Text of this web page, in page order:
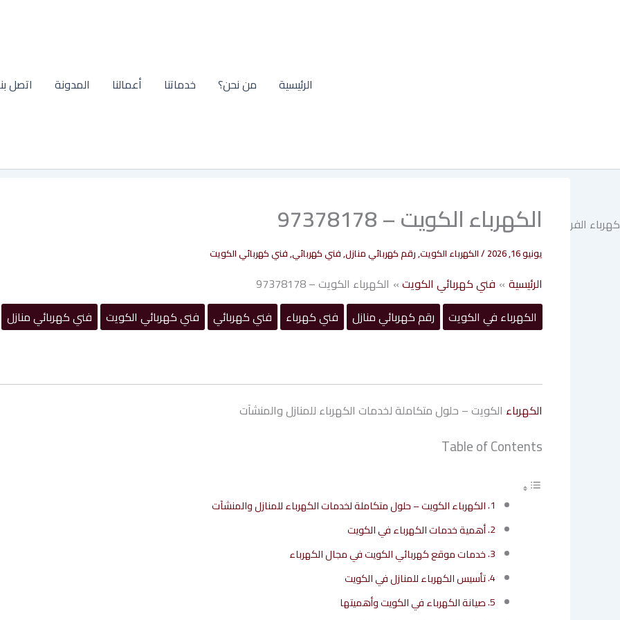
الرئيسية
من نحن؟ خدماتنا أعمالنا المدونة اتصل
الكهرباء الكويت – 97378178
يونيو 16, 2026 /الكهرباء الكويت,رقم كهربائي منازل,فني كهربائي,فني كهربائي الكويت
الرئيسية فني كهربائي الكويت
الكهرباء الكويت – 97378178
الكهرباء في الكويت
رقم كهربائي منازل فني كهرباء فني كهربائي فني كهربائي الكويت فني كهربائي منازل
الكهرباء الكويت – حلول متكاملة لخدمات الكهرباء للمنازل والمنشآت
Table of Contents
الكهرباء الكويت – حلول متكاملة لخدمات الكهرباء للمنازل والمنشآت
أهمية خدمات الكهرباء في الكويت
خدمات موقع كهربائي الكويت في مجال الكهرباء
تأسيس الكهرباء للمنازل في الكويت
صيانة الكهرباء في الكويت وأهميتها